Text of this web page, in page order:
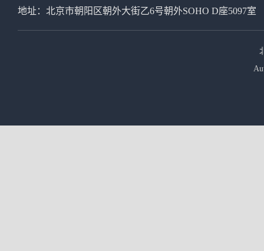
地址：北京市朝阳区朝外大街乙6号朝外SOHO D座5097室